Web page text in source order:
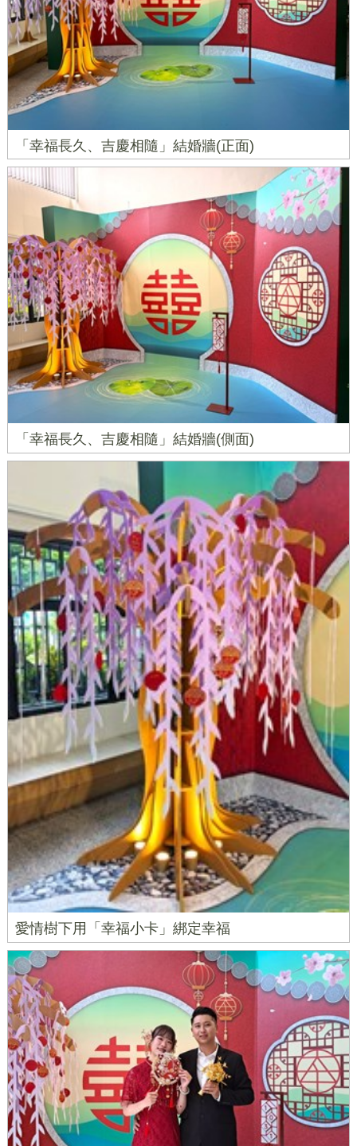
「幸福長久、吉慶相隨」結婚牆(正面)
「幸福長久、吉慶相隨」結婚牆(側面)
愛情樹下用「幸福小卡」綁定幸福